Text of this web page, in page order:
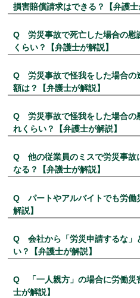
損害賠償請求はできる？【弁護士
Q 労災事故で死亡した場合の慰
くらい？【弁護士が解説】
Q 労災事故で怪我をした場合の
額は？【弁護士が解説】
Q 労災事故で怪我をした場合の
れくらい？【弁護士が解説】
Q 他の従業員のミスで労災事故
なる？【弁護士が解説】
Q パートやアルバイトでも労働
解説】
Q 会社から「労災申請するな」
い？【弁護士が解説】
Q 「一人親方」の場合に労働災
士が解説】